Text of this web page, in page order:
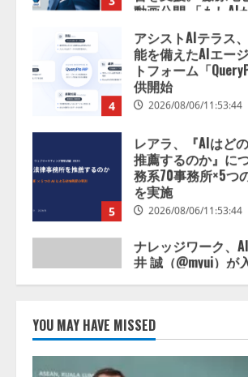
トフォーム「
2026/08/06/11:53:44
レアラ、『AIはど
推薦するのか』に
務系70事務所×5つ
2026/08/06/11:53:44
ナレッジワーク、
井 誠（@myui）が
スAIエージェント
の業界特化LLM」
開発をリード
2026/08/07/10:54:31
「TinhVan
務提携
2026/08/06/14:54:32
YOU MAY HAVE MISSED